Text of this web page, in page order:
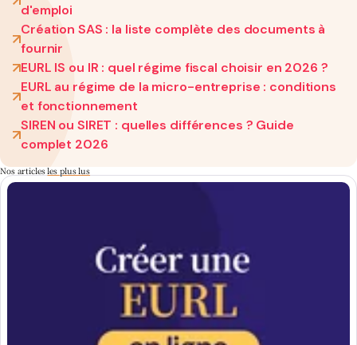
d'emploi
Création SAS : la liste complète des documents à
fournir
EURL IS ou IR : quel régime fiscal choisir en 2026 ?
EURL au régime de la micro-entreprise : conditions
et fonctionnement
SIREN ou SIRET : quelles différences ? Guide
complet 2026
Nos articlesles plus lus